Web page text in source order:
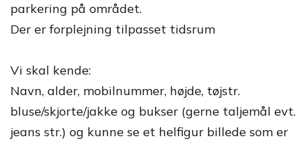
parkering på området.
Der er forplejning tilpasset tidsrum
Vi skal kende:
Navn, alder, mobilnummer, højde, tøjstr.
bluse/skjorte/jakke og bukser (gerne taljemål evt.
jeans str.) og kunne se et helfigur billede som er